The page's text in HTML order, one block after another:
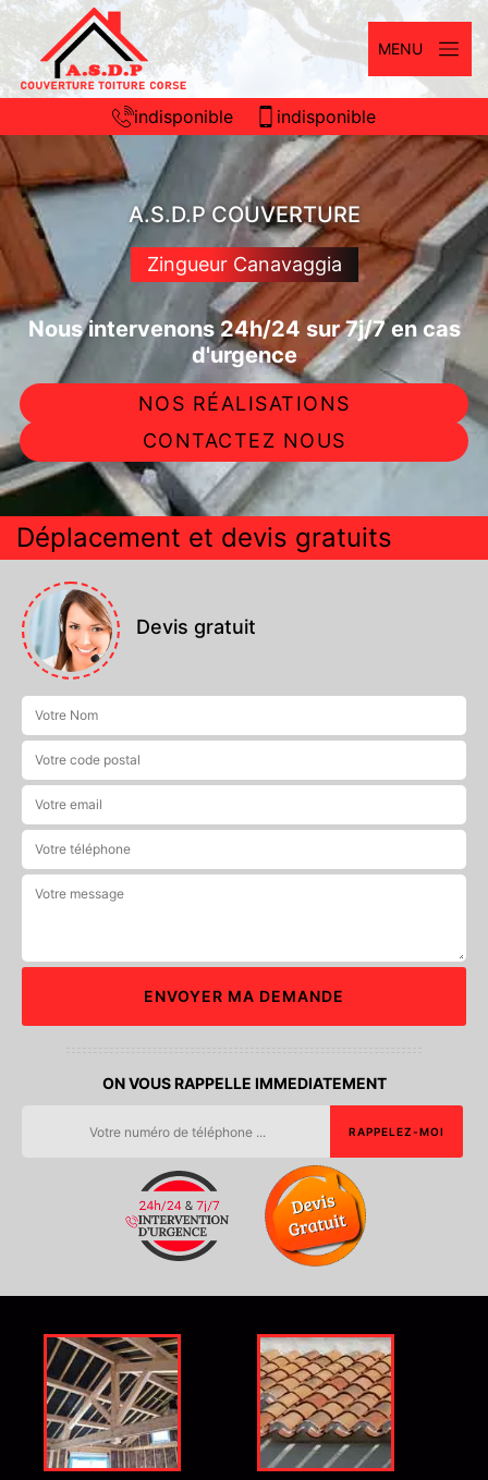
MENU
indisponible indisponible
A.S.D.P COUVERTURE
Zingueur Canavaggia
Nous intervenons 24h/24 sur 7j/7 en cas
d'urgence
NOS RÉALISATIONS
CONTACTEZ NOUS
Déplacement et devis gratuits
Devis gratuit
ON VOUS RAPPELLE IMMEDIATEMENT